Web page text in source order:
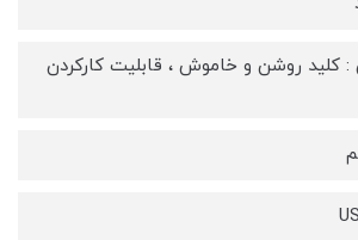
کلید روشن و خاموش ، قابلیت کارکردن